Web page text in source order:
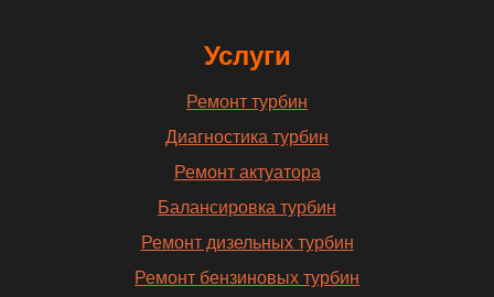
Услуги
Ремонт турбин
Диагностика турбин
Ремонт актуатора
Балансировка турбин
Ремонт дизельных турбин
Ремонт бензиновых турбин